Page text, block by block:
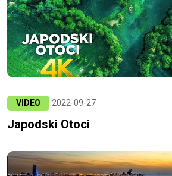
VIDEO 2022-09-27
Japodski Otoci